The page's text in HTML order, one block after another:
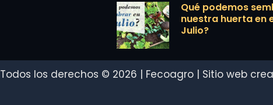
Qué podemos
nuestra huerta en
Julio?
Todos los derechos © 2026 | Fecoagro | Sitio web